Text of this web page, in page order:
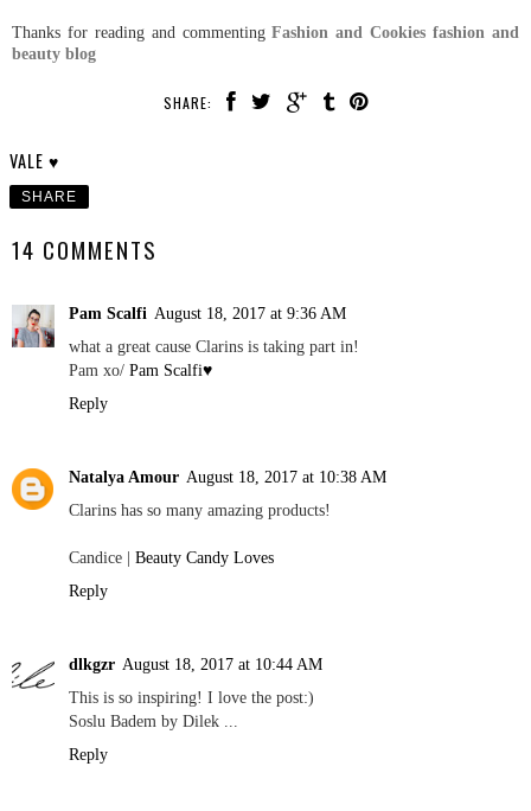
Thanks for reading and commentingFashion and Cookies fashion and
beauty blog
SHARE:
VALE ♥
SHARE
14 COMMENTS
Pam Scalfi August 18, 2017 at 9:36 AM
what a great cause Clarins is taking part in!
Pam xo/ Pam Scalfi♥
Reply
Natalya Amour August 18, 2017 at 10:38 AM
Clarins has so many amazing products!
Candice | Beauty Candy Loves
Reply
dlkgzr August 18, 2017 at 10:44 AM
This is so inspiring! I love the post:)
Soslu Badem by Dilek ...
Reply